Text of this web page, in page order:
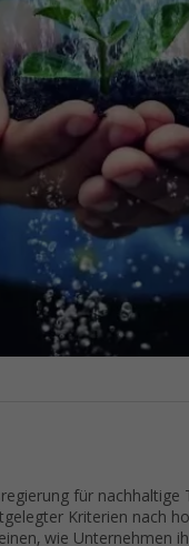
für
Kriterien nach
wie Unternehmen